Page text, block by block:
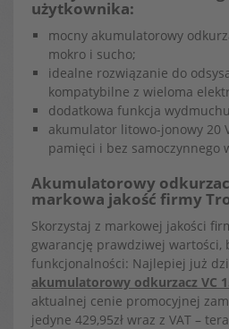
użytkownika:
mocny akumulatorowy
mokro i sucho;
idealne rozwiązanie do
kompatybilne z wieloma
dodatkowa funkcja
akumulator litowo-jonowy 20
pamięci i bez samoczynnego
Akumulatorowy
markowa jakość firmy
Skorzystaj z markowej jakości
gwarancję prawdziwej wartości,
funkcjonalności: Najlepiej już
akumulatorowy odkurzacz VC
aktualnej cenie promocyjnej
jedyne 429,95zł wraz z VAT –